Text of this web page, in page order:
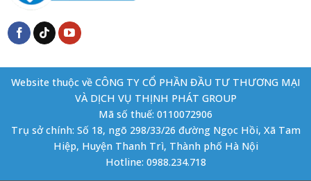
Website thuộc về CÔNG TY CỔ PHẦN ĐẦU TƯ THƯƠNG MẠI
VÀ DỊCH VỤ THỊNH PHÁT GROUP
Mã số thuế: 0110072906
Trụ sở chính: Số 18, ngõ 298/33/26 đường Ngọc Hồi, Xã Tam
Hiệp, Huyện Thanh Trì, Thành phố Hà Nội
Hotline: 0988.234.718